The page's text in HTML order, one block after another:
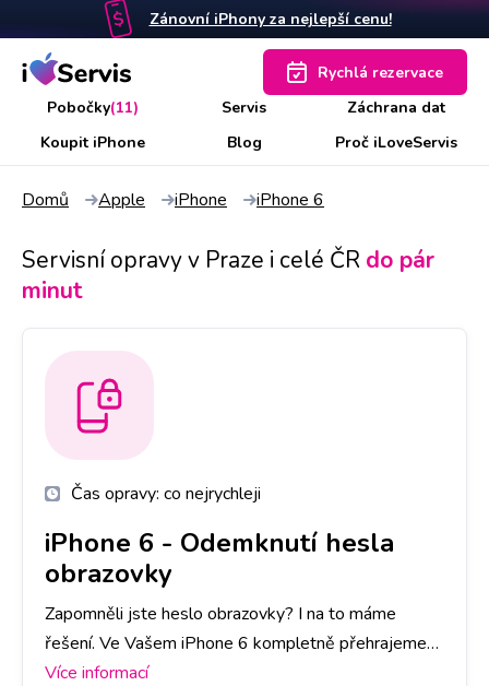
Zánovní iPhony za nejlepší cenu!
Pobočky(11) Servis
Záchrana dat
Koupit iPhone
Blog Proč iLoveServis
Rychlá rezervace
Domů Apple iPhone iPhone 6
Servisní opravy v Praze i celé ČR do pár
minut
Čas opravy: co nejrychleji
iPhone 6 - Odemknutí hesla
obrazovky
Zapomněli jste heslo obrazovky? I na to máme
řešení. Ve Vašem iPhone 6 kompletně přehrajeme
software a telefon bude jako nový! Rozhodně ovšem
Více informací